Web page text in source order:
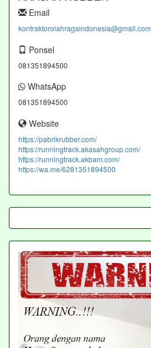
Email
kontraktorolahragaindonesia@gmail.com
Ponsel
081351894500
WhatsApp
081351894500
Website
https://pabrikrubber.com/
https://runningtrack.akasahgroup.com/
https://runningtrack.akbam.com/
https://wa.me/6281351894500